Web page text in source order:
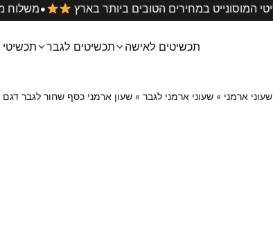
כל תכשיטי המוסונייט במחירים הטובים ביותר בארץ
תכשיטים לאישה תכשיטים לגבר תכשיטי
שעוני ארמני » שעוני ארמני לגבר » שעון ארמני כסף שחור לגבר דגם AR11391